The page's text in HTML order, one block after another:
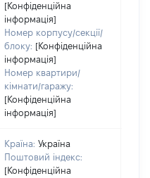
[Конфіденційна
інформація]
Номер корпусу/секції/
блоку: [Конфіденційна
інформація]
Номер квартири/
кімнати/гаражу:
[Конфіденційна
інформація]
Країна: Україна
Поштовий індекс:
[Конфіденційна